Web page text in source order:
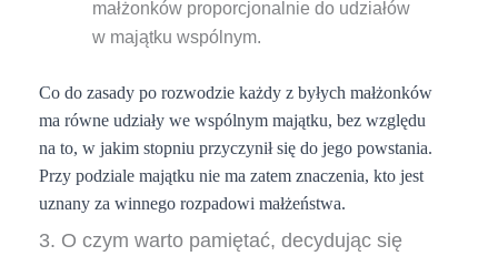
małżonków proporcjonalnie do udziałów
w majątku wspólnym.
Co do zasady po rozwodzie każdy z byłych małżonków
ma równe udziały we wspólnym majątku, bez względu
na to, w jakim stopniu przyczynił się do jego powstania.
Przy podziale majątku nie ma zatem znaczenia, kto jest
uznany za winnego rozpadowi małżeństwa.
3. O czym warto pamiętać, decydując się